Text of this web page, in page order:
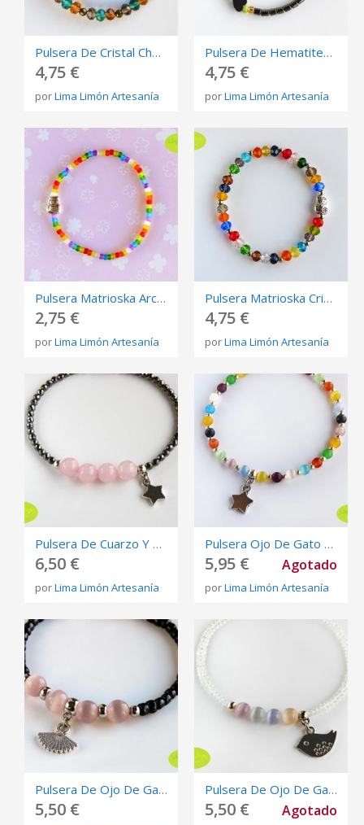
Pulsera De Cristal Checo Y Búho Bronce
4,75 €
porLima Limón Artesanía
Pulsera De Hematites Con Corazones
4,75 €
porLima Limón Artesanía
Pulsera Matrioska Arcoíris
2,75 €
porLima Limón Artesanía
Pulsera Matrioska Cristal Checo
4,75 €
porLima Limón Artesanía
Pulsera De Cuarzo Y Hematites Con Estrella
6,50 €
porLima Limón Artesanía
Pulsera Ojo De Gato Con Estrella
5,95 € Agotado
porLima Limón Artesanía
Pulsera De Ojo De Gato Y Abanico
5,50 €
Pulsera De Ojo De Gato Y Pajarito
5,50 € Agotado